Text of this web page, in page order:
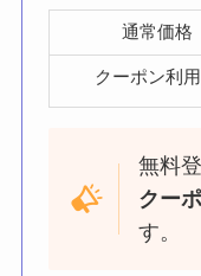
通常価格
クーポン利
無料
クー
す。